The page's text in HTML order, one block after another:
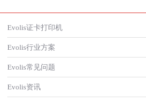
Evolis证卡打印机
Evolis行业方案
Evolis常见问题
Evolis资讯